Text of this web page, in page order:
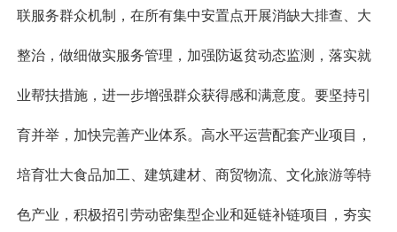
联服务群众机制，在所有集中安置点开展消缺大排查、大
整治，做细做实服务管理，加强防返贫动态监测，落实就
业帮扶措施，进一步增强群众获得感和满意度。要坚持引
育并举，加快完善产业体系。高水平运营配套产业项目，
培育壮大食品加工、建筑建材、商贸物流、文化旅游等特
色产业，积极招引劳动密集型企业和延链补链项目，夯实